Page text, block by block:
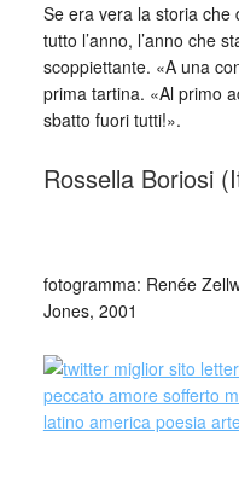
Se era vera la storia che
tutto l’anno, l’anno che
scoppiettante. «A una
prima tartina. «Al primo
sbatto fuori tutti!».
Rossella Boriosi
fotogramma: Renée
Jones, 2001